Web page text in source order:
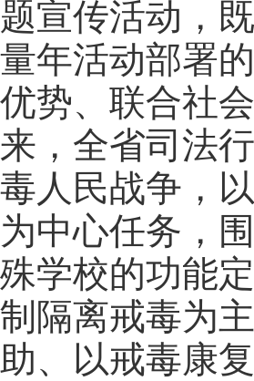
题宣传活动，
量年活动部署
优势、联合社
来，全省司法
毒人民战争，
为中心任务，
殊学校的功能
制隔离戒毒为
助、以戒毒康